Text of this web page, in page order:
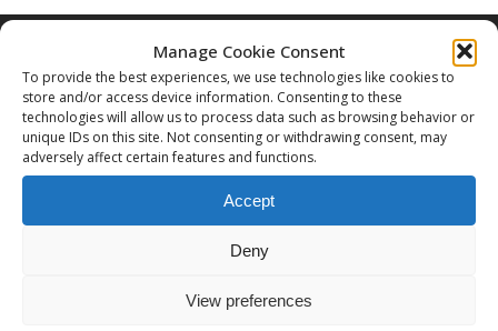
Manage Cookie Consent
To provide the best experiences, we use technologies like cookies to
store and/or access device information. Consenting to these
technologies will allow us to process data such as browsing behavior or
unique IDs on this site. Not consenting or withdrawing consent, may
adversely affect certain features and functions.
Accept
Deny
View preferences
Previous Post
FESTA LAPPONE